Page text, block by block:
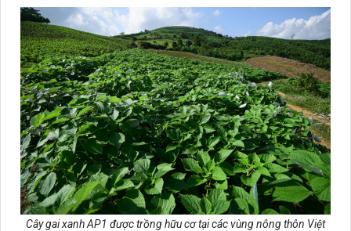
Cây gai xanh AP1 được trồng hữu cơ tại các vùng nông thôn Việt